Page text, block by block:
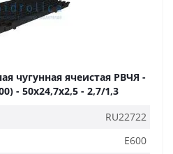
чугунная ячеистая РВЧЯ -
- 50x24,7x2,5 - 2,7/1,3
RU22722
E600